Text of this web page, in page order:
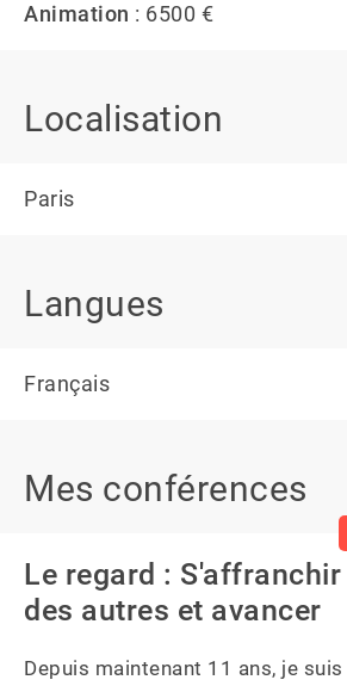
Animation : 6500 €
Localisation
Paris
Langues
Français
Mes conférences
Le regard : S'affranchir
des autres et avancer
Depuis maintenant 11 ans, je